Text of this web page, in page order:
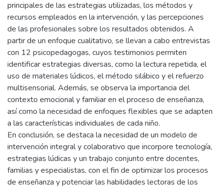
principales de las estrategias utilizadas, los métodos y
recursos empleados en la intervención, y las percepciones
de las profesionales sobre los resultados obtenidos. A
partir de un enfoque cualitativo, se llevan a cabo entrevistas
con 12 psicopedagogas, cuyos testimonios permiten
identificar estrategias diversas, como la lectura repetida, el
uso de materiales lúdicos, el método silábico y el refuerzo
multisensorial. Además, se observa la importancia del
contexto emocional y familiar en el proceso de enseñanza,
así como la necesidad de enfoques flexibles que se adapten
a las características individuales de cada niño.
En conclusión, se destaca la necesidad de un modelo de
intervención integral y colaborativo que incorpore tecnología,
estrategias lúdicas y un trabajo conjunto entre docentes,
familias y especialistas, con el fin de optimizar los procesos
de enseñanza y potenciar las habilidades lectoras de los